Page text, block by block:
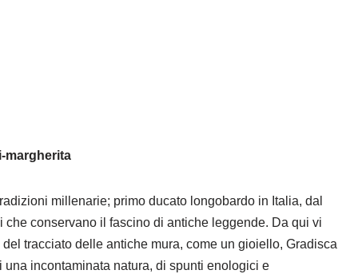
margherita
millenarie; primo ducato longobardo in Italia, dal
conservano il fascino di antiche leggende. Da qui vi
tracciato delle antiche mura, come un gioiello, Gradisca
incontaminata natura, di spunti enologici e